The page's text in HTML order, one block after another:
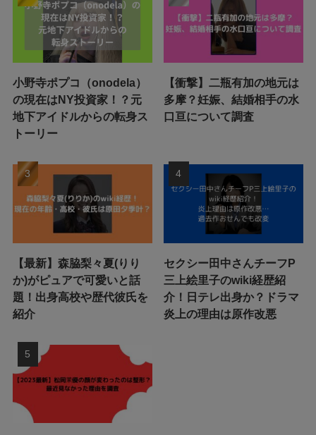
小野寺ポプコ（onodela）
の現在はNY投資家！？元
地下アイドルからの転身ス
トーリー
【衝撃】二瓶有加の地元は
多摩？妊娠、結婚相手の水
口亘について調査
【最新】森脇梨々夏(りり
か)がピュアで可愛いと話
題！出身高校や歴代彼氏を
紹介
セクシー田中さんチーフP
三上絵里子のwiki経歴紹
介！日テレ出身か？ドラマ
炎上の理由は原作改悪